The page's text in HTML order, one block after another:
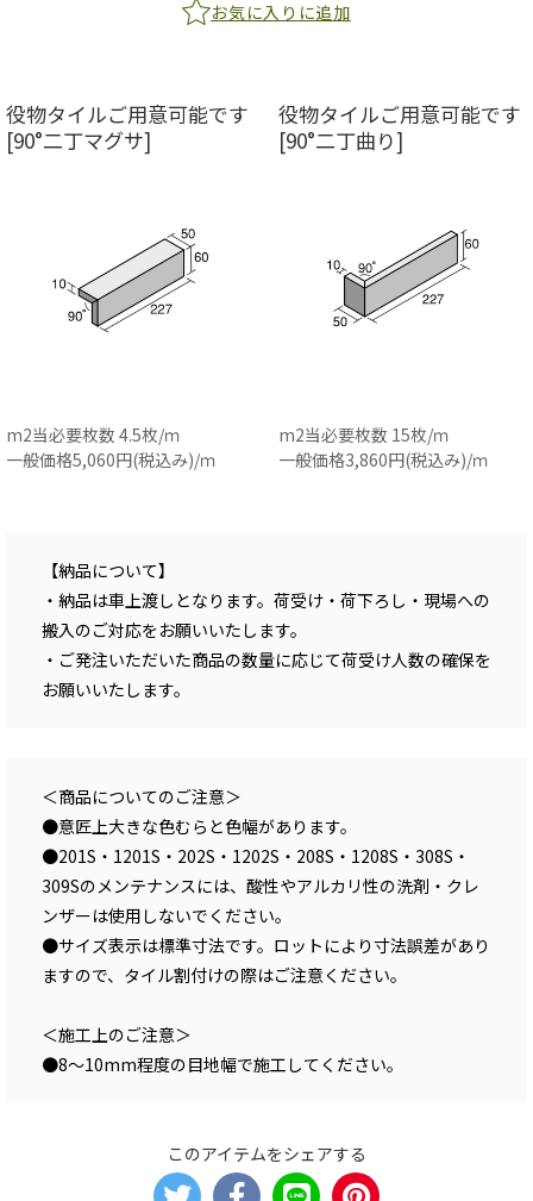
お気に入りに追加
役物タイルご用意可能です
[90°二丁マグサ]
m2当必要枚数 4.5枚/ｍ
一般価格5,060円(税込み)/ｍ
役物タイルご用意可能です
[90°二丁曲り]
m2当必要枚数 15枚/ｍ
一般価格3,860円(税込み)/ｍ
【納品について】
・納品は車上渡しとなります。荷受け・荷下ろし・現場への
搬入のご対応をお願いいたします。
・ご発注いただいた商品の数量に応じて荷受け人数の確保を
お願いいたします。
＜商品についてのご注意＞
●意匠上大きな色むらと色幅があります。
●201S・1201S・202S・1202S・208S・1208S・308S・
309Sのメンテナンスには、酸性やアルカリ性の洗剤・クレ
ンザーは使用しないでください。
●サイズ表示は標準寸法です。ロットにより寸法誤差があり
ますので、タイル割付けの際はご注意ください。
＜施工上のご注意＞
●8〜10mm程度の目地幅で施工してください。
このアイテムをシェアする